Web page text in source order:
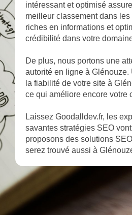
intéressant et optimisé
meilleur classement dans
riches en informations et
crédibilité dans votre
De plus, nous portons une
autorité en ligne à
la fiabilité de votre site à
ce qui améliore encore votre
Laissez Goodalldev.fr, les
savantes stratégies SEO
proposons des solutions
serez trouvé aussi à